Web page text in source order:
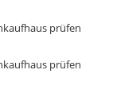
prüfen
prüfen